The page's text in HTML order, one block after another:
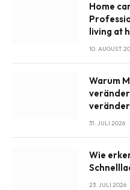
Home
living at
10. AUGUST
Warum
31. JULI 2026
Wie
23. JULI 2026